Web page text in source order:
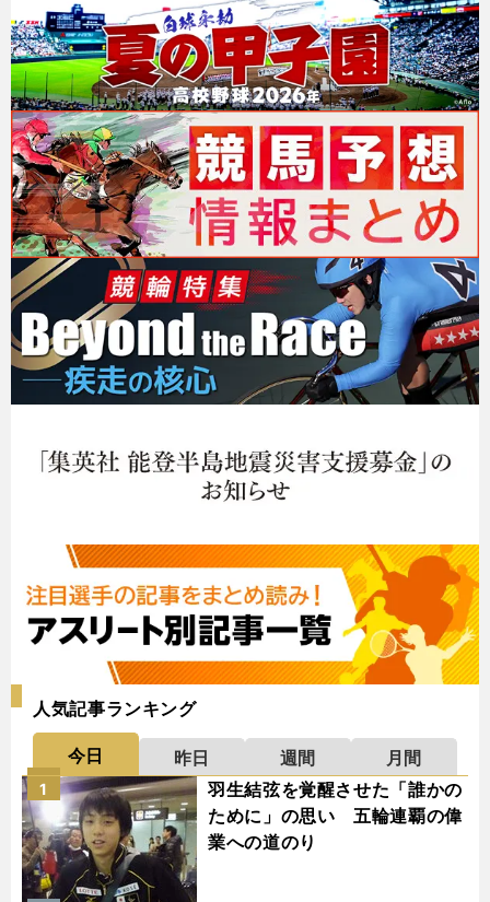
人気記事ランキング
今日 昨日 週間
月間
羽生結弦を覚醒させた「誰かの
ために」の思い 五輪連覇の偉
業への道のり
1